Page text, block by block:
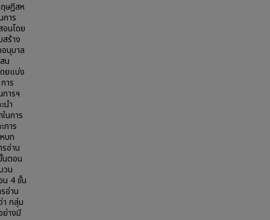
ษฎีสห
การ
อนโดย
ร้าง
นุบาล
น
ยแบ่ง
าร
ารฯ
นำ
นการ
การ
บท
อ่าน
นตอน
วน
น 4 ขั้น
อ่าน
า กลุ่ม
ย่างมี